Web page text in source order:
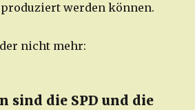
werden können.
nicht mehr:
sind die SPD und die